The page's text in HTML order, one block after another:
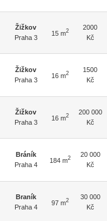
Žižkov
Praha 3
15 m2
2000
Kč
Žižkov
Praha 3
16 m2
1500
Kč
Žižkov
Praha 3
16 m2
200 000
Kč
Bráník
Praha 4
184 m2
20 000
Kč
Braník
Praha 4
97 m2
30 000
Kč